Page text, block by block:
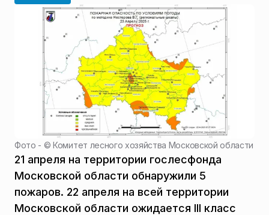
Фото - ©Комитет лесного хозяйства Московской области
21 апреля на территории гослесфонда
Московской области обнаружили 5
пожаров. 22 апреля на всей территории
Московской области ожидается III класс